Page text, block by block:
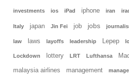
investments ios iPad iphone iran
Italy japan Jin Fei job jobs
law laws layoffs leadership Lepep
Lockdown lottery LRT Lufthansa
malaysia airlines management